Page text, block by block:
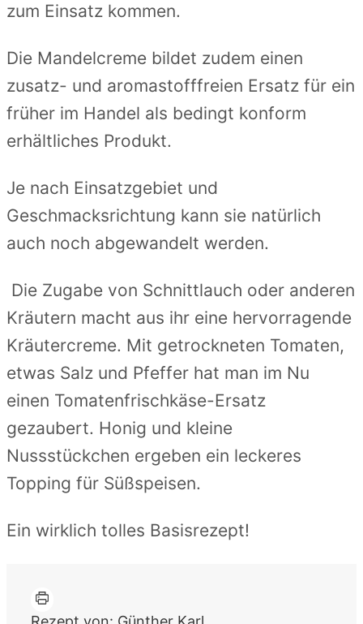
zum Einsatz kommen.
Die Mandelcreme bildet zudem einen
zusatz- und aromastofffreien Ersatz für ein
früher im Handel als bedingt konform
erhältliches Produkt.
Je nach Einsatzgebiet und
Geschmacksrichtung kann sie natürlich
auch noch abgewandelt werden.
Die Zugabe von Schnittlauch oder anderen
Kräutern macht aus ihr eine hervorragende
Kräutercreme. Mit getrockneten Tomaten,
etwas Salz und Pfeffer hat man im Nu
einen Tomatenfrischkäse-Ersatz
gezaubert. Honig und kleine
Nussstückchen ergeben ein leckeres
Topping für Süßspeisen.
Ein wirklich tolles Basisrezept!